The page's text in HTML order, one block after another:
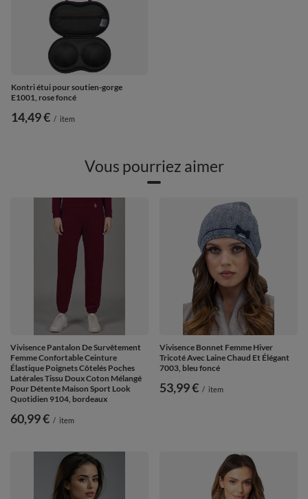
Kontri étui pour soutien-gorge
E1001, rose foncé
14,49 € / item
Vous pourriez aimer
Vivisence Pantalon De Survêtement
Femme Confortable Ceinture
Élastique Poignets Côtelés Poches
Latérales Tissu Doux Coton Mélangé
Pour Détente Maison Sport Look
Quotidien 9104, bordeaux
60,99 € / item
Vivisence Bonnet Femme Hiver
Tricoté Avec Laine Chaud Et Élégant
7003, bleu foncé
53,99 € / item